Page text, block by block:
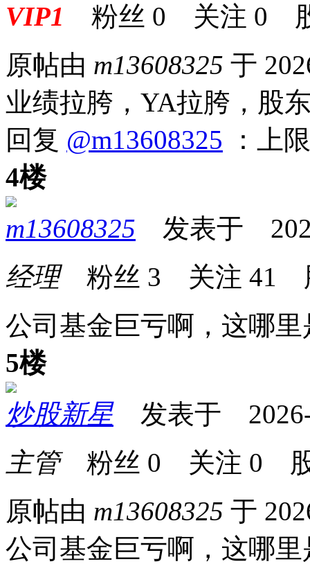
VIP1 粉丝 0 关注 0
原帖由 m13608325 于
业绩拉胯，YA拉胯，股
回复 @m13608325 ：上
4楼
m13608325 发表于
经理粉丝 3 关注 41
公司基金巨亏啊，这哪
5楼
炒股新星 发表于 2026-
主管粉丝 0 关注 0
原帖由 m13608325 于
公司基金巨亏啊，这哪